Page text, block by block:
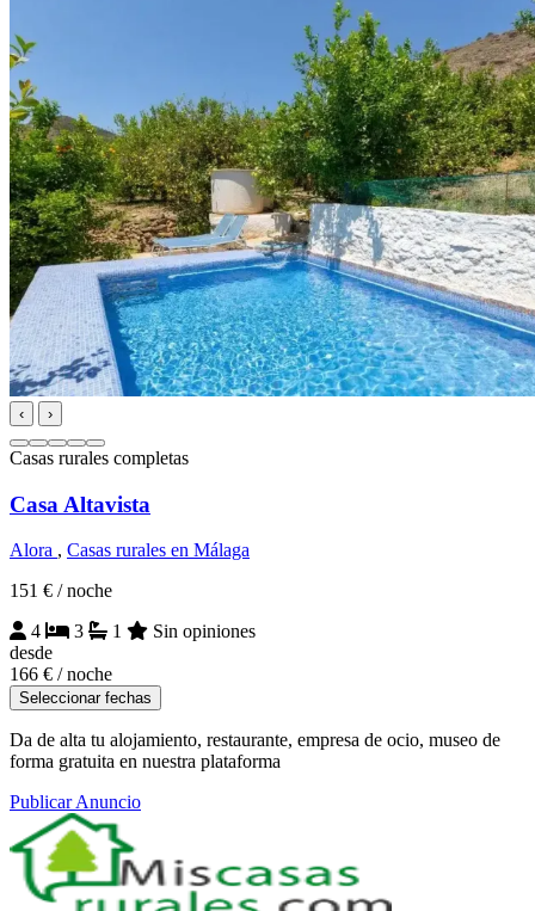
‹ ›
Casas rurales completas
Casa Altavista
Alora , Casas rurales en Málaga
151 € / noche
4
3 1
Sin opiniones
desde
166 € / noche
Seleccionar fechas
Da de alta tu alojamiento, restaurante, empresa de ocio, museo de
forma gratuita en nuestra plataforma
Publicar Anuncio